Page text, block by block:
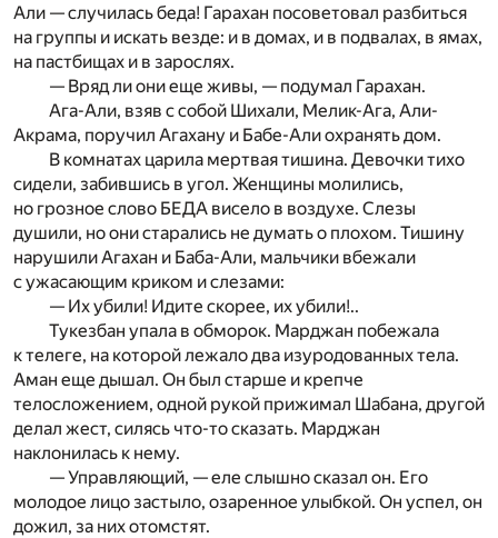
Али — случилась беда! Гарахан посоветовал разбиться
на группы и искать везде: и в домах, и в подвалах, в ямах,
на пастбищах и в зарослях.
— Вряд ли они еще живы, — подумал Гарахан.
Ага-Али, взяв с собой Шихали, Мелик-Ага, Али-
Акрама, поручил Агахану и Бабе-Али охранять дом.
В комнатах царила мертвая тишина. Девочки тихо
сидели, забившись в угол. Женщины молились,
но грозное слово БЕДА висело в воздухе. Слезы
душили, но они старались не думать о плохом. Тишину
нарушили Агахан и Баба-Али, мальчики вбежали
с ужасающим криком и слезами:
— Их убили! Идите скорее, их убили!..
Тукезбан упала в обморок. Марджан побежала
к телеге, на которой лежало два изуродованных тела.
Аман еще дышал. Он был старше и крепче
телосложением, одной рукой прижимал Шабана, другой
делал жест, силясь что-то сказать. Марджан
наклонилась к нему.
— Управляющий, — еле слышно сказал он. Его
молодое лицо застыло, озаренное улыбкой. Он успел, он
дожил, за них отомстят.